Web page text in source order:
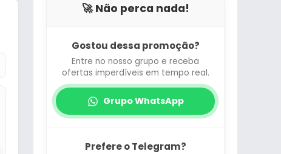
🚀 Não perca nada!
Gostou dessa promoção?
Entre no nosso grupo e receba
ofertas imperdíveis em tempo real.
Grupo WhatsApp
Prefere o Telegram?